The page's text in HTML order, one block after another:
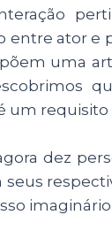
entre ator e
uma
um
dez